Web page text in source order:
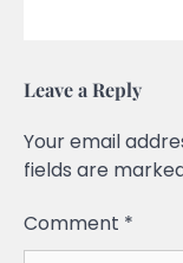
Leave a Reply
Your email
fields are
Comment *